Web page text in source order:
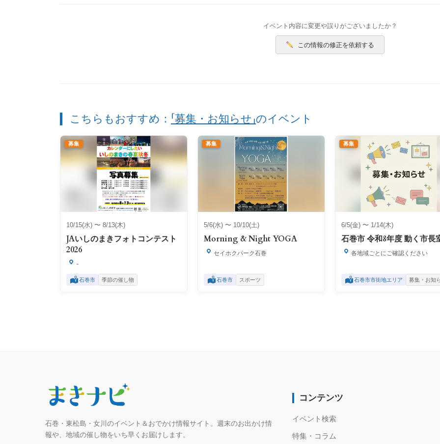
イベント内容に変更や誤りがございましたか？
この情報の修正を依頼する
こちらもおすすめ： 「募集・お知らせ」のイベント
募集
10/15(水) 〜 8/13(木)
JAいしのまきフォトコンテスト
2026
-
石巻市 季節の催し物
募集
5/6(水) 〜 10/10(土)
Morning & Night YOGA
セイホクパーク石巻
石巻市 スポーツ
募集
6/5(金) 〜 1/14(木)
石巻市 令和8年度 動く市長
各地域ごとにご確認ください
石巻市市街地エリア 募集・お知
石巻・東松島・女川のイベント＆おでかけ情報サイト。週末のお出かけ情
報や、地域の催し物をいち早くお届けします。
コンテンツ
イベント検索
特集・コラム